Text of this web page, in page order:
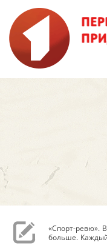
«Спорт-ревю».
больше.